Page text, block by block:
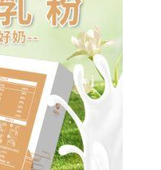
业的企业
有较好的发
展未来前景
升级和健